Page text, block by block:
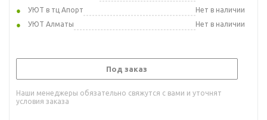
УЮТ в тц Апорт
Нет в наличии
УЮТ Алматы
Нет в наличии
Под заказ
Наши менеджеры обязательно свяжутся с вами и уточнят
условия заказа